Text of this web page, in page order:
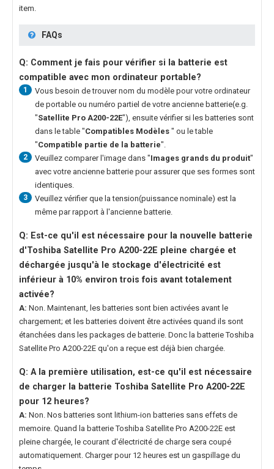
item.
FAQs
Q: Comment je fais pour vérifier si la batterie est
compatible avec mon ordinateur portable?
1
Vous besoin de trouver nom du modèle pour votre ordinateur
de portable ou numéro partiel de votre ancienne batterie(e.g.
"Satellite Pro A200-22E"), ensuite vérifier si les batteries sont
dans le table "Compatibles Modèles " ou le table
"Compatible partie de la batterie".
2 Veuillez comparer l'image dans "Images grands du produit"
avec votre ancienne batterie pour assurer que ses formes sont
identiques.
3
Veuillez vérifier que la tension(puissance nominale) est la
même par rapport à l'ancienne batterie.
Q: Est-ce qu'il est nécessaire pour la nouvelle batterie
d'Toshiba Satellite Pro A200-22E pleine chargée et
déchargée jusqu'à le stockage d'électricité est
inférieur à 10% environ trois fois avant totalement
activée?
A: Non. Maintenant, les batteries sont bien activées avant le
chargement; et les batteries doivent être activées quand ils sont
étanchées dans les packages de batterie. Donc la batterie Toshiba
Satellite Pro A200-22E qu'on a reçue est déjà bien chargée.
Q: A la première utilisation, est-ce qu'il est nécessaire
de charger la batterie Toshiba Satellite Pro A200-22E
pour 12 heures?
A: Non. Nos batteries sont lithium-ion batteries sans effets de
memoire. Quand la batterie Toshiba Satellite Pro A200-22E est
pleine chargée, le courant d'électricité de charge sera coupé
automatiquement. Charger pour 12 heures est un gaspillage du